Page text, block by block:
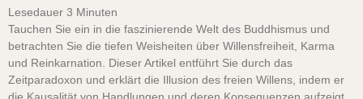
Lesedauer 3 Minuten
Tauchen Sie ein in die faszinierende Welt des Buddhismus und
betrachten Sie die tiefen Weisheiten über Willensfreiheit, Karma
und Reinkarnation. Dieser Artikel entführt Sie durch das
Zeitparadoxon und erklärt die Illusion des freien Willens, indem er